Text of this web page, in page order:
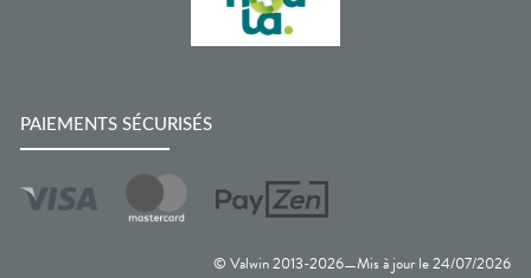
© Valwin 2013-2026—Mis à jour le24/07/2026
PAIEMENTS SÉCURISÉS